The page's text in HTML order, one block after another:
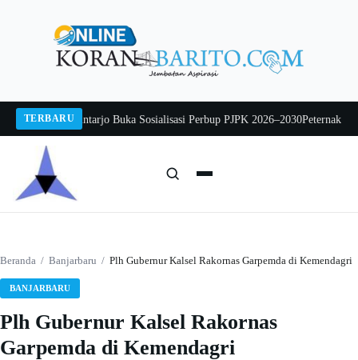
TERBARU
Sarwo Mintarjo Buka Sosialisasi Perbup PJPK 2026–2030Peternak Ayam
Beranda / Banjarbaru / Plh Gubernur Kalsel Rakornas Garpemda di Kemendagri
BANJARBARU
Plh Gubernur Kalsel Rakornas
Garpemda di Kemendagri